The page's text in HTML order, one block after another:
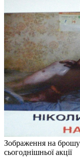
Зображення на
сьогоднішньої акції